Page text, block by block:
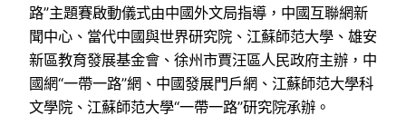
路”主題賽啟動儀式由中國外文局指導，中國互聯網新
聞中心、當代中國與世界研究院、江蘇師范大學、雄安
新區教育發展基金會、徐州市賈汪區人民政府主辦，中
國網“一帶一路”網、中國發展門戶網、江蘇師范大學科
文學院、江蘇師范大學“一帶一路”研究院承辦。